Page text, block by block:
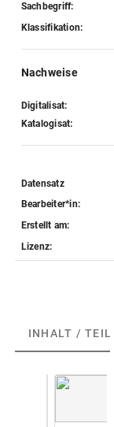
Sachbegriff:
Klassifikation:
Nachweise
Digitalisat:
Katalogisat:
Datensatz
Bearbeiter*in:
Erstellt am:
Lizenz:
INHALT / TEILE